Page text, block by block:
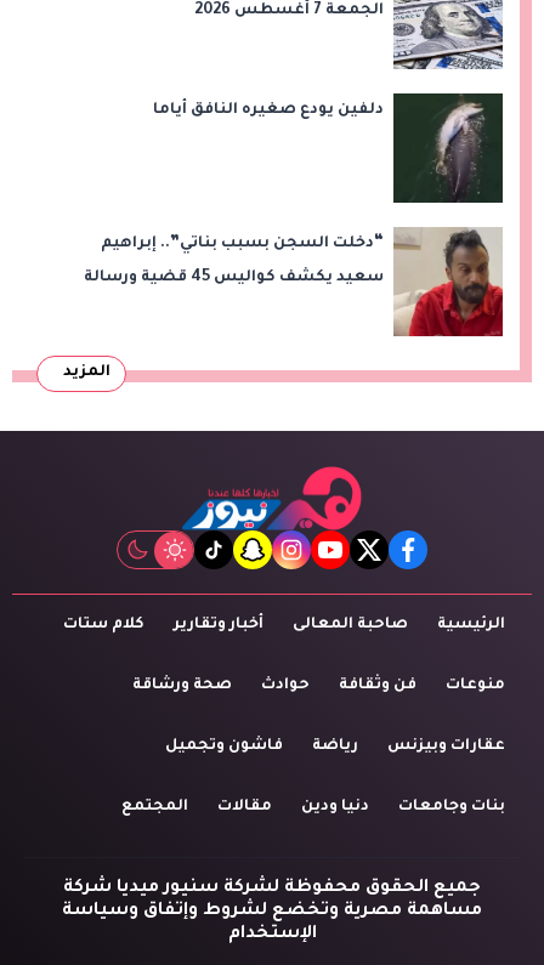
الجمعة 7 أغسطس 2026
دلفين يودع صغيره النافق أياما
“دخلت السجن بسبب بناتي”.. إبراهيم
سعيد يكشف كواليس 45 قضية ورسالة
المزيد
facebook
twitter
youtube
instagram
snapchat
tiktok
الرئيسية صاحبة المعالى أخبار وتقارير كلام ستات
منوعات فن وثقافة حوادث صحة ورشاقة
عقارات وبيزنس رياضة فاشون وتجميل
بنات وجامعات دنيا ودين مقالات المجتمع
جميع الحقوق محفوظة لشركة سنيور ميديا شركة
مساهمة مصرية وتخضع لشروط وإتفاق وسياسة
الإستخدام